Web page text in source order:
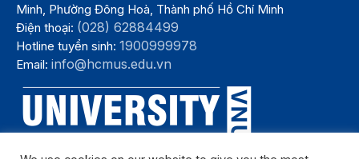
Minh, Phường Đông Hoà, Thành phố Hồ Chí Minh
Điện thoại: (028) 62884499
Hotline tuyển sinh:1900999978
Email:info@hcmus.edu.vn